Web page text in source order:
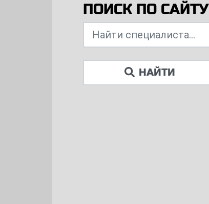
ПОИСК ПО САЙТУ
НАЙТИ